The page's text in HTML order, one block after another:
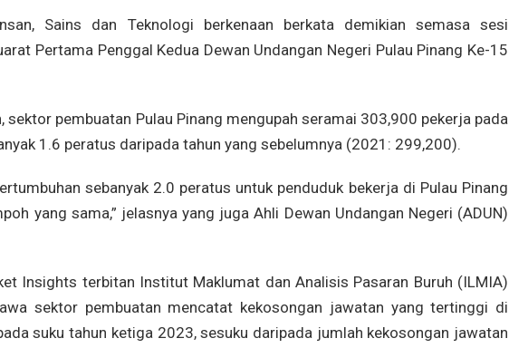
Sains dan Teknologi berkenaan berkata demikian semasa sesi
Pertama Penggal Kedua Dewan Undangan Negeri Pulau Pinang Ke-15
sektor pembuatan Pulau Pinang mengupah seramai 303,900 pekerja pada
1.6 peratus daripada tahun yang sebelumnya (2021: 299,200).
sebanyak 2.0 peratus untuk penduduk bekerja di Pulau Pinang
yang sama,” jelasnya yang juga Ahli Dewan Undangan Negeri (ADUN)
Insights terbitan Institut Maklumat dan Analisis Pasaran Buruh (ILMIA)
sektor pembuatan mencatat kekosongan jawatan yang tertinggi di
suku tahun ketiga 2023, sesuku daripada jumlah kekosongan jawatan